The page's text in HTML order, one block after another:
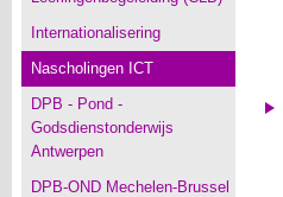
Internationalisering
Nascholingen ICT
DPB - Pond -
Godsdienstonderwijs
Antwerpen
DPB-OND Mechelen-Brussel